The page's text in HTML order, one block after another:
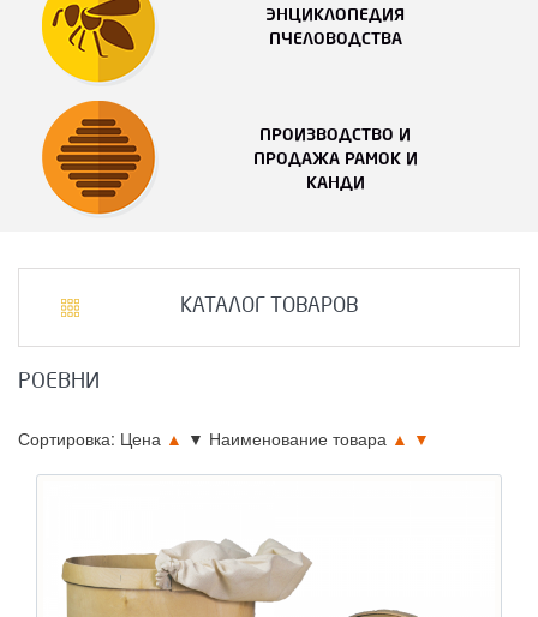
ЭНЦИКЛОПЕДИЯ
ПЧЕЛОВОДСТВА
ПРОИЗВОДСТВО И
ПРОДАЖА РАМОК И
КАНДИ
КАТАЛОГ ТОВАРОВ
РОЕВНИ
Сортировка: Цена ▲ ▼ Наименование товара ▲ ▼